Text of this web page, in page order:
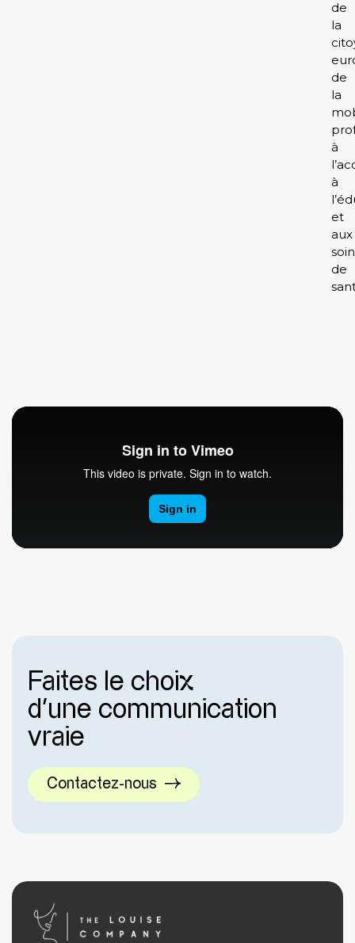
de
la
de
la
à
à
et
aux
de
Faites le choix
d'une communication
vraie
Contactez-nous